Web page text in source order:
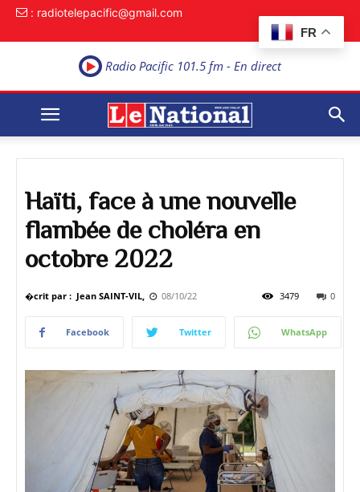
FR
: radiotelepacific@gmail.com
Radio Pacific 101.5 fm - En direct
Haïti, face à une nouvelle
flambée de choléra en
octobre 2022
�crit par : Jean SAINT-VIL, 08/10/22 0
3479
Facebook Twitter WhatsApp